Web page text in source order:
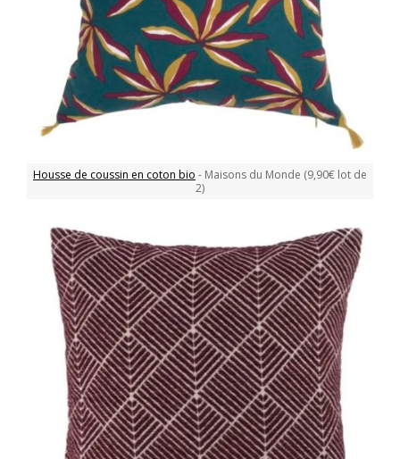
Housse de coussin en coton bio - Maisons du Monde (9,90€ lot de
2)